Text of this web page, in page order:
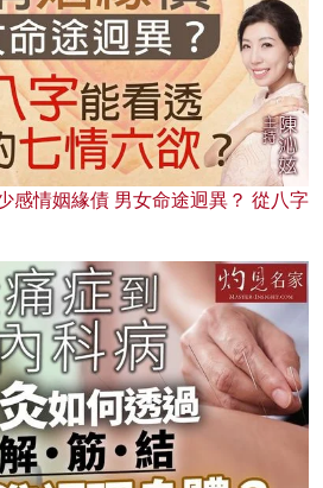
感情姻緣債 男女命途迥異？ 從八字